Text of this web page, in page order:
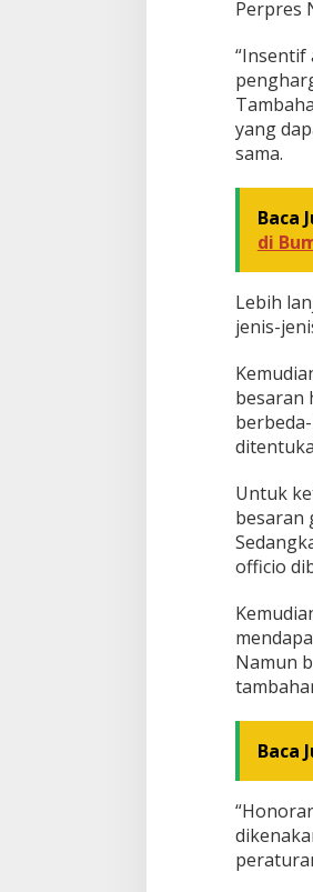
Perpres
“Insentif
yang
sama.
Baca
di
Lebih
jenis-
besaran
Untuk
besaran
officio
Namun
Baca